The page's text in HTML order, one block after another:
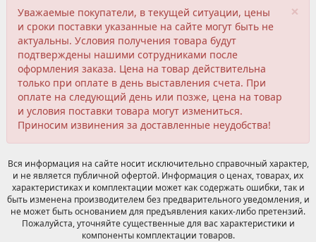
×
Уважаемые покупатели, в текущей ситуации, цены
и сроки поставки указанные на сайте могут быть не
актуальны. Условия получения товара будут
подтверждены нашими сотрудниками после
оформления заказа. Цена на товар действительна
только при оплате в день выставления счета. При
оплате на следующий день или позже, цена на товар
и условия поставки товара могут измениться.
Приносим извинения за доставленные неудобства!
Вся информация на сайте носит исключительно справочный характер,
и не является публичной офертой. Информация о ценах, товарах, их
характеристиках и комплектации может как содержать ошибки, так и
быть изменена производителем без предварительного уведомления, и
не может быть основанием для предъявления каких-либо претензий.
Пожалуйста, уточняйте существенные для вас характеристики и
компоненты комплектации товаров.